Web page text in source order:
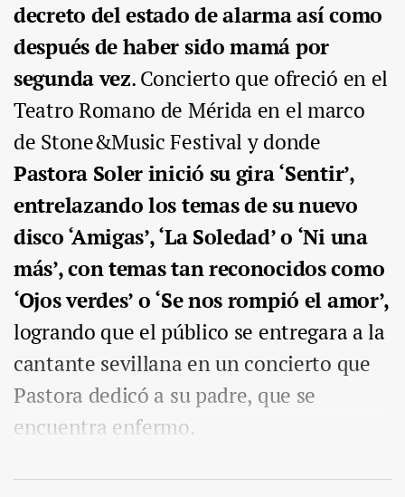
decreto del estado de alarma así como
después de haber sido mamá por
segunda vez. Concierto que ofreció en el
Teatro Romano de Mérida en el marco
de Stone&Music Festival y donde
Pastora Soler inició su gira ‘Sentir’,
entrelazando los temas de su nuevo
disco ‘Amigas’, ‘La Soledad’ o ‘Ni una
más’, con temas tan reconocidos como
‘Ojos verdes’ o ‘Se nos rompió el amor’,
logrando que el público se entregara a la
cantante sevillana en un concierto que
Pastora dedicó a su padre, que se
encuentra enfermo.